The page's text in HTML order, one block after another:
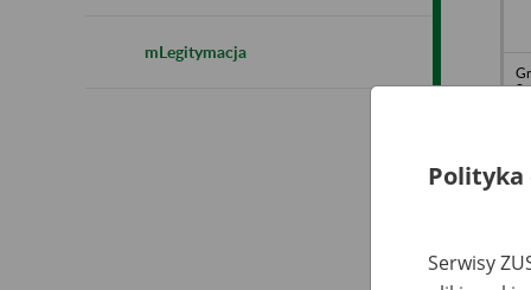
mLegitymacja
Polityka
Serwisy